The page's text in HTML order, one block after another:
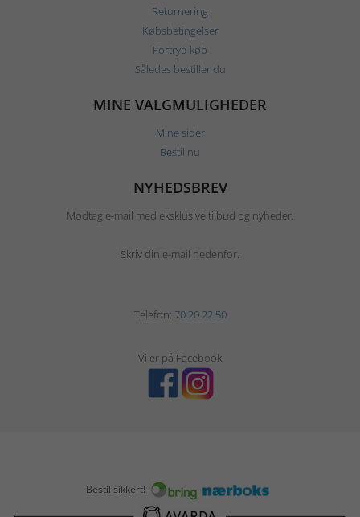
Returnering
Købsbetingelser
Fortryd køb
Således bestiller du
MINE VALGMULIGHEDER
Mine sider
Bestil nu
NYHEDSBREV
Modtag e-mail med eksklusive tilbud og nyheder.
Skriv din e-mail nedenfor.
Telefon: 70 20 22 50
Vi er på Facebook
Bestil sikkert!